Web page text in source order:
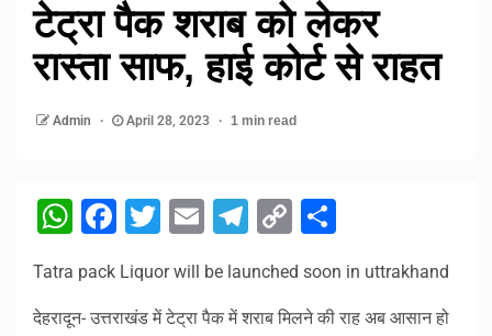
टेट्रा पैक शराब को लेकर
रास्ता साफ, हाई कोर्ट से राहत
Admin April 28, 2023 1 min read
WhatsApp
Facebook
Twitter
EmailTelegram
Copy
Tatra pack Liquor will be launched soon in uttrakhand
देहरादून- उत्तराखंड में टेट्रा पैक में शराब मिलने की राह अब आसान हो